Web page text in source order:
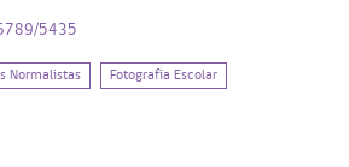
5435
Normalistas Fotografía Escolar